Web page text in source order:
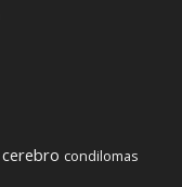
cerebro condilomas